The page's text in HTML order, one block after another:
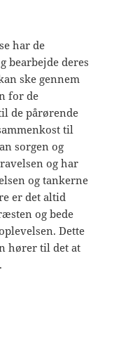
har de
bearbejde deres
ske gennem
for de
de pårørende
til
sorgen og
og har
og tankerne
er det altid
og bede
Dette
hører til det at